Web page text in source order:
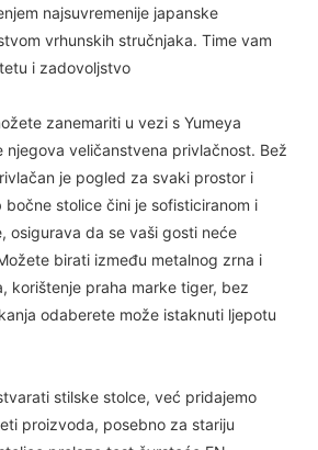
najsuvremenije japanske
vrhunskih stručnjaka. Time vam
i zadovoljstvo
zanemariti u vezi s Yumeya
njegova veličanstvena privlačnost. Bež
je pogled za svaki prostor i
bočne stolice čini je sofisticiranom i
osigurava da se vaši gosti neće
birati između metalnog zrna i
korištenje praha marke tiger, bez
odaberete može istaknuti ljepotu
stilske stolce, već pridajemo
proizvoda, posebno za stariju